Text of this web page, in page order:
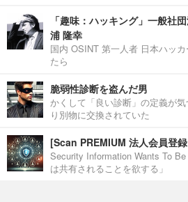
「趣味：ハッキング」一般社
浦 隆幸
国内 OSINT 第一人者 日本ハッ
たら
脆弱性診断を盗んだ男
かくして「良い診断」の定義が
り別物に交換されていた
[Scan PREMIUM 法人会員登
Security Information Wants To
は共有されることを欲する」